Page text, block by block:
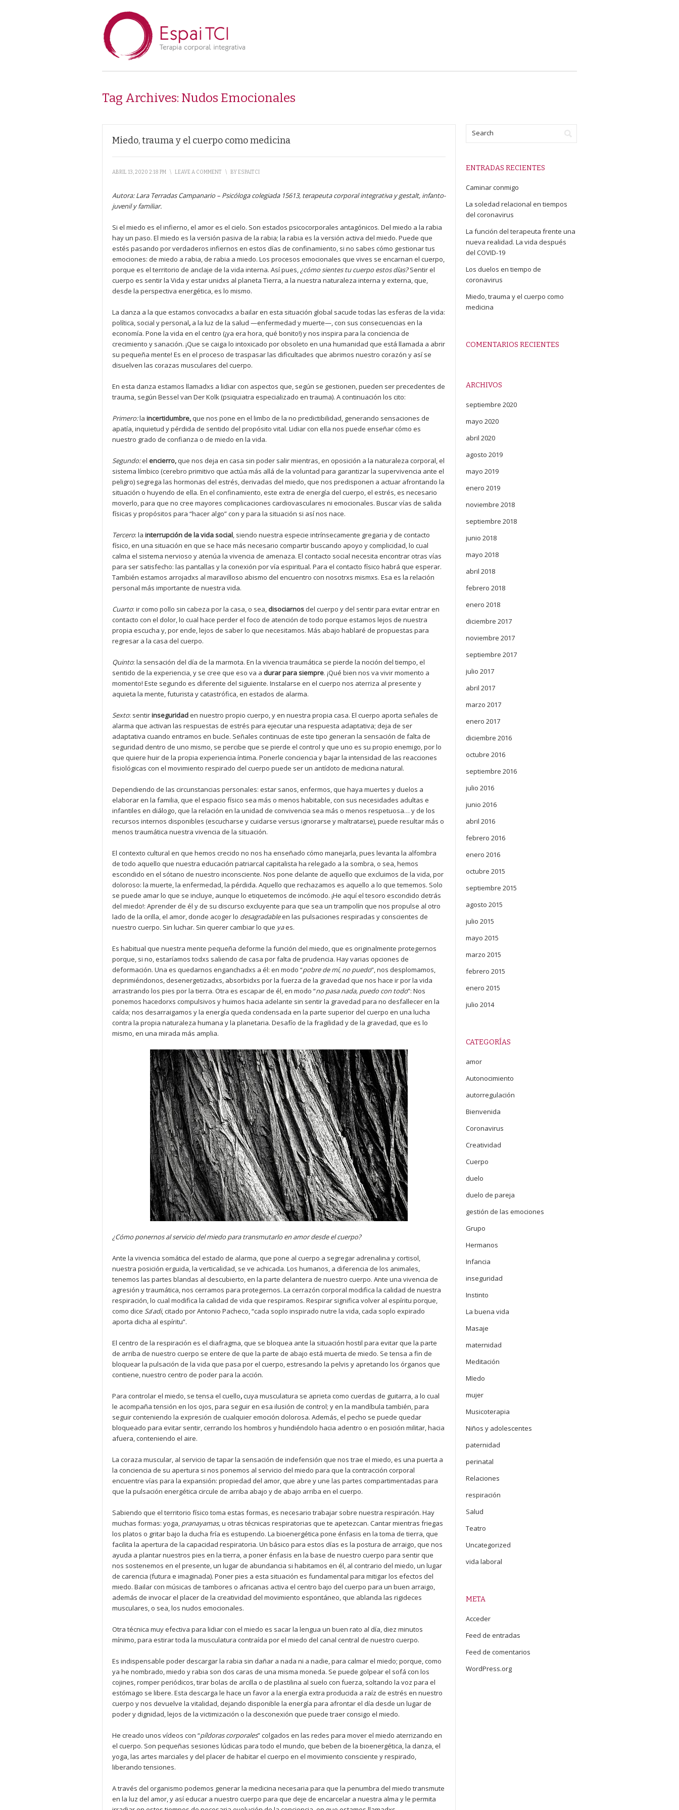
Tag Archives: Nudos Emocionales
Miedo, trauma y el cuerpo como medicina
ABRIL 13, 2020 2:18 PM \ LEAVE A COMMENT \ BYESPAITCI
Autora: Lara Terradas Campanario – Psicóloga colegiada 15613, terapeuta corporal integrativa y gestalt, infanto-
juvenil y familiar.
Si el miedo es el infierno, el amor es el cielo. Son estados psicocorporales antagónicos. Del miedo a la rabia
hay un paso. El miedo es la versión pasiva de la rabia; la rabia es la versión activa del miedo. Puede que
estés pasando por verdaderos infiernos en estos días de confinamiento, si no sabes cómo gestionar tus
emociones: de miedo a rabia, de rabia a miedo. Los procesos emocionales que vives se encarnan el cuerpo,
porque es el territorio de anclaje de la vida interna. Así pues,¿cómo sientes tu cuerpo estos días?Sentir el
cuerpo es sentir la Vida y estar unidxs al planeta Tierra, a la nuestra naturaleza interna y externa, que,
desde la perspectiva energética, es lo mismo.
La danza a la que estamos convocadxs a bailar en esta situación global sacude todas las esferas de la vida:
política, social y personal, a la luz de la salud —enfermedad y muerte—, con sus consecuencias en la
economía. Pone la vida en el centro (¡ya era hora, qué bonito!) y nos inspira para la conciencia de
crecimiento y sanación. ¡Que se caiga lo intoxicado por obsoleto en una humanidad que está llamada a abrir
su pequeña mente! Es en el proceso de traspasar las dificultades que abrimos nuestro corazón y así se
disuelven las corazas musculares del cuerpo.
En esta danza estamos llamadxs a lidiar con aspectos que, según se gestionen, pueden ser precedentes de
trauma, según Bessel van Der Kolk (psiquiatra especializado en trauma). A continuación los cito:
Primero:la incertidumbre,que nos pone en el limbo de la no predictibilidad, generando sensaciones de
apatía, inquietud y pérdida de sentido del propósito vital. Lidiar con ella nos puede enseñar cómo es
nuestro grado de confianza o de miedo en la vida.
Segundo:el encierro,que nos deja en casa sin poder salir mientras, en oposición a la naturaleza corporal, el
sistema límbico (cerebro primitivo que actúa más allá de la voluntad para garantizar la supervivencia ante el
peligro) segrega las hormonas del estrés, derivadas del miedo, que nos predisponen a actuar afrontando la
situación o huyendo de ella. En el confinamiento, este extra de energía del cuerpo, el estrés, es necesario
moverlo, para que no cree mayores complicaciones cardiovasculares ni emocionales. Buscar vías de salida
físicas y propósitos para “hacer algo” con y para la situación si así nos nace.
Tercero: la interrupción de lavida social, siendo nuestra especie intrínsecamente gregaria y de contacto
físico, en una situación en que se hace más necesario compartir buscando apoyo y complicidad, lo cual
calma el sistema nervioso y atenúa la vivencia de amenaza. El contacto social necesita encontrar otras vías
para ser satisfecho: las pantallas y la conexión por vía espiritual. Para el contacto físico habrá que esperar.
También estamos arrojadxs al maravilloso abismo del encuentro con nosotrxs mismxs. Esa es la relación
personal más importante de nuestra vida.
Cuarto: ir como pollo sin cabeza por la casa, o sea, disociarnos del cuerpo y del sentir para evitar entrar en
contacto con el dolor, lo cual hace perder el foco de atención de todo porque estamos lejos de nuestra
propia escucha y, por ende, lejos de saber lo que necesitamos. Más abajo hablaré de propuestas para
regresar a la casa del cuerpo.
Quinto: la sensación del día de la marmota. En la vivencia traumática se pierde la noción del tiempo, el
sentido de la experiencia, y se cree que eso va a durar para siempre. ¡Qué bien nos va vivir momento a
momento! Este segundo es diferente del siguiente. Instalarse en el cuerpo nos aterriza al presente y
aquieta la mente, futurista y catastrófica, en estados de alarma.
Sexto: sentirinseguridaden nuestro propio cuerpo, y en nuestra propia casa. El cuerpo aporta señales de
alarma que activan las respuestas de estrés para ejecutar una respuesta adaptativa; deja de ser
adaptativa cuando entramos en bucle. Señales continuas de este tipo generan la sensación de falta de
seguridad dentro de uno mismo, se percibe que se pierde el control y que uno es su propio enemigo, por lo
que quiere huir de la propia experiencia íntima. Ponerle conciencia y bajar la intensidad de las reacciones
fisiológicas con el movimiento respirado del cuerpo puede ser un antídoto de medicina natural.
Dependiendo de las circunstancias personales: estar sanos, enfermos, que haya muertes y duelos a
elaborar en la familia, que el espacio físico sea más o menos habitable, con sus necesidades adultas e
infantiles en diálogo, que la relación en la unidad de convivencia sea más o menos respetuosa… y de los
recursos internos disponibles (escucharse y cuidarse versus ignorarse y maltratarse), puede resultar más o
menos traumática nuestra vivencia de la situación.
El contexto cultural en que hemos crecido no nos ha enseñado cómo manejarla, pues levanta la alfombra
de todo aquello que nuestra educación patriarcal capitalista ha relegado a la sombra, o sea, hemos
escondido en el sótano de nuestro inconsciente. Nos pone delante de aquello que excluimos de la vida, por
doloroso: la muerte, la enfermedad, la pérdida. Aquello que rechazamos es aquello a lo que tememos. Solo
se puede amar lo que se incluye, aunque lo etiquetemos de incómodo. ¡He aquí el tesoro escondido detrás
del miedo!: Aprender de él y de su discurso excluyente para que sea un trampolín que nos propulse al otro
lado de la orilla, el amor, donde acoger lo desagradableen las pulsaciones respiradas y conscientes de
nuestro cuerpo. Sin luchar. Sin querer cambiar lo que yaes.
Es habitual que nuestra mente pequeña deforme la función del miedo, que es originalmente protegernos
porque, si no, estaríamos todxs saliendo de casa por falta de prudencia. Hay varias opciones de
deformación. Una es quedarnos enganchadxs a él: en modo “pobre de mí, no puedo”, nos desplomamos,
deprimiéndonos, desenergetizadxs, absorbidxs por la fuerza de la gravedad que nos hace ir por la vida
arrastrando los pies por la tierra. Otra es escapar de él, en modo “no pasa nada, puedo con todo”: Nos
ponemos hacedorxs compulsivos y huimos hacia adelante sin sentir la gravedad para no desfallecer en la
caída; nos desarraigamos y la energía queda condensada en la parte superior del cuerpo en una lucha
contra la propia naturaleza humana y la planetaria. Desafío de la fragilidad y de la gravedad, que es lo
mismo, en una mirada más amplia.
¿Cómo ponernos al servicio del miedo para transmutarlo en amor desde el cuerpo?
Ante la vivencia somática del estado de alarma, que pone al cuerpo a segregar adrenalina y cortisol,
nuestra posición erguida, la verticalidad, se ve achicada. Los humanos, a diferencia de los animales,
tenemos las partes blandas al descubierto, en la parte delantera de nuestro cuerpo. Ante una vivencia de
agresión y traumática, nos cerramos para protegernos. La cerrazón corporal modifica la calidad de nuestra
respiración, lo cual modifica la calidad de vida que respiramos. Respirar significa volver al espíritu porque,
como dice Sa’adi, citado por Antonio Pacheco, “cada soplo inspirado nutre la vida, cada soplo expirado
aporta dicha al espíritu”.
El centro de la respiración es el diafragma, que se bloquea ante la situación hostil para evitar que la parte
de arriba de nuestro cuerpo se entere de que la parte de abajo está muerta de miedo. Se tensa a fin de
bloquear la pulsación de la vida que pasa por el cuerpo, estresando la pelvis y apretando los órganos que
contiene, nuestro centro de poder para la acción.
Para controlar el miedo, se tensa el cuello,cuya musculatura se aprieta como cuerdas de guitarra, a lo cual
le acompaña tensión en los ojos, para seguir en esa ilusión de control; y en la mandíbula también, para
seguir conteniendo la expresión de cualquier emoción dolorosa. Además, el pecho se puede quedar
bloqueado para evitar sentir, cerrando los hombros y hundiéndolo hacia adentro o en posición militar, hacia
afuera, conteniendo el aire.
La coraza muscular, al servicio de tapar la sensación de indefensión que nos trae el miedo, es una puerta a
la conciencia de su apertura si nos ponemos al servicio del miedo para que la contracción corporal
encuentre vías para la expansión: propiedad del amor, que abre y une las partes compartimentadas para
que la pulsación energética circule de arriba abajo y de abajo arriba en el cuerpo.
Sabiendo que el territorio físico toma estas formas, es necesario trabajar sobre nuestra respiración. Hay
muchas formas: yoga, pranayamas, u otras técnicas respiratorias que te apetezcan. Cantar mientras friegas
los platos o gritar bajo la ducha fría es estupendo. La bioenergética pone énfasis en la toma de tierra, que
facilita la apertura de la capacidad respiratoria. Un básico para estos días es la postura de arraigo, que nos
ayuda a plantar nuestros pies en la tierra, a poner énfasis en la base de nuestro cuerpo para sentir que
nos sostenemos en el presente, un lugar de abundancia si habitamos en él, al contrario del miedo, un lugar
de carencia (futura e imaginada). Poner pies a esta situación es fundamental para mitigar los efectos del
miedo. Bailar con músicas de tambores o africanas activa el centro bajo del cuerpo para un buen arraigo,
además de invocar el placer de la creatividad del movimiento espontáneo, que ablanda las rigideces
musculares, o sea, los nudos emocionales.
Otra técnica muy efectiva para lidiar con el miedo es sacar la lengua un buen rato al día, diez minutos
mínimo, para estirar toda la musculatura contraída por el miedo del canal central de nuestro cuerpo.
Es indispensable poder descargar la rabia sin dañar a nada ni a nadie, para calmar el miedo; porque, como
ya he nombrado, miedo y rabia son dos caras de una misma moneda. Se puede golpear el sofá con los
cojines, romper periódicos, tirar bolas de arcilla o de plastilina al suelo con fuerza, soltando la voz para el
estómago se libere. Esta descarga le hace un favor a la energía extra producida a raíz de estrés en nuestro
cuerpo y nos devuelve la vitalidad, dejando disponible la energía para afrontar el día desde un lugar de
poder y dignidad, lejos de la victimización o la desconexión que puede traer consigo el miedo.
He creado unos vídeos con “píldoras corporales” colgados en las redes para mover el miedo aterrizando en
el cuerpo. Son pequeñas sesiones lúdicas para todo el mundo, que beben de la bioenergética, la danza, el
yoga, las artes marciales y del placer de habitar el cuerpo en el movimiento consciente y respirado,
liberando tensiones.
A través del organismo podemos generar la medicina necesaria para que la penumbra del miedo transmute
en la luz del amor, y así educar a nuestro cuerpo para que deje de encarcelar a nuestra alma y le permita
ENTRADAS RECIENTES
Caminar conmigo
La soledad relacional en tiempos
del coronavirus
La función del terapeuta frente una
nueva realidad. La vida después
del COVID-19
Los duelos en tiempo de
coronavirus
Miedo, trauma y el cuerpo como
medicina
COMENTARIOS RECIENTES
ARCHIVOS
septiembre 2020
mayo 2020
abril 2020
agosto 2019
mayo 2019
enero 2019
noviembre 2018
septiembre 2018
junio 2018
mayo 2018
abril 2018
febrero 2018
enero 2018
diciembre 2017
noviembre 2017
septiembre 2017
julio 2017
abril 2017
marzo 2017
enero 2017
diciembre 2016
octubre 2016
septiembre 2016
julio 2016
junio 2016
abril 2016
febrero 2016
enero 2016
octubre 2015
septiembre 2015
agosto 2015
julio 2015
mayo 2015
marzo 2015
febrero 2015
enero 2015
julio 2014
CATEGORÍAS
amor
Autonocimiento
autorregulación
Bienvenida
Coronavirus
Creatividad
Cuerpo
duelo
duelo de pareja
gestión de las emociones
Grupo
Hermanos
Infancia
inseguridad
Instinto
La buena vida
Masaje
maternidad
Meditación
MIedo
mujer
Musicoterapia
Niños y adolescentes
paternidad
perinatal
Relaciones
respiración
Salud
Teatro
Uncategorized
vida laboral
META
Acceder
Feed de entradas
Feed de comentarios
WordPress.org